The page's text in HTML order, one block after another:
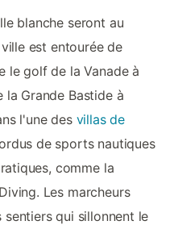
blanche seront au
est entourée de
le golf de la Vanade à
Grande Bastide à
l'une des villas de
de sports nautiques
comme la
Les marcheurs
qui sillonnent le